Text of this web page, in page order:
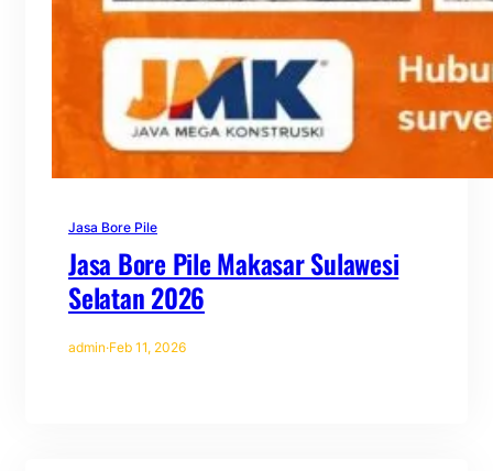
Jasa Bore Pile
Jasa Bore Pile Makasar Sulawesi
Selatan 2026
admin·Feb 11, 2026